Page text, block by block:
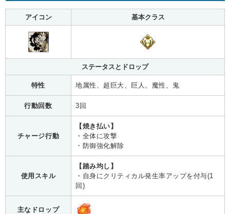
アイコン 基本クラス
ステータスとドロップ
特性 地属性、超巨大、巨人、魔性、鬼
行動回数 3回
チャージ行動
【焼き払い】
・全体に攻撃
・防御強化解除
使用スキル
【踏み均し】
・自身にクリティカル発生率アップを付与(1
回)
主なドロップ